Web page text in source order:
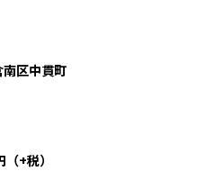
南区中貫町
+税）